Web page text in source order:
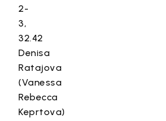
2-
3,
32.42
Denisa
Ratajova
(Vanessa
Rebecca
Keprtova)